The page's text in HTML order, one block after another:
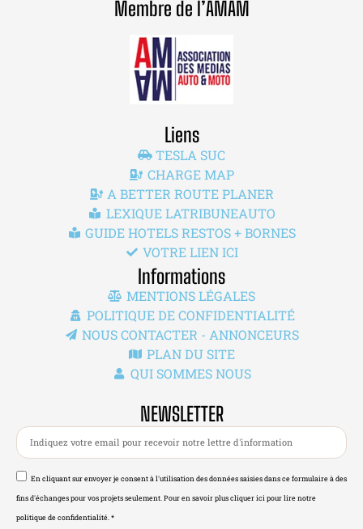
Membre de l’AMAM
Liens
TESLA SUC
CHARGE MAP
A BETTER ROUTE PLANER
LEXIQUE LATRIBUNEAUTO
GUIDE HOTELS RESTOS + BORNES
VOTRE LIEN ICI
Informations
MENTIONS LÉGALES
POLITIQUE DE CONFIDENTIALITÉ
NOUS CONTACTER - ANNONCEURS
PLAN DU SITE
QUI SOMMES NOUS
NEWSLETTER
En cliquant sur envoyer je consent à l'utilisation des données saisies dans ce formulaire à des
fins d'échanges pour vos projets seulement. Pour en savoir plus cliquer ici pour lire notre
politique de confidentialité. *